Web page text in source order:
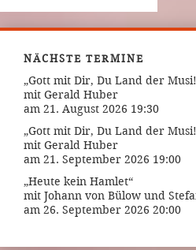
NÄCHSTE TERMINE
„Gott mit Dir, Du Land der
mit Gerald Huber
am 21. August 2026 19:30
„Gott mit Dir, Du Land der
mit Gerald Huber
am 21. September 2026 19:00
„Heute kein Hamlet“
mit Johann von Bülow und
am 26. September 2026 20:00